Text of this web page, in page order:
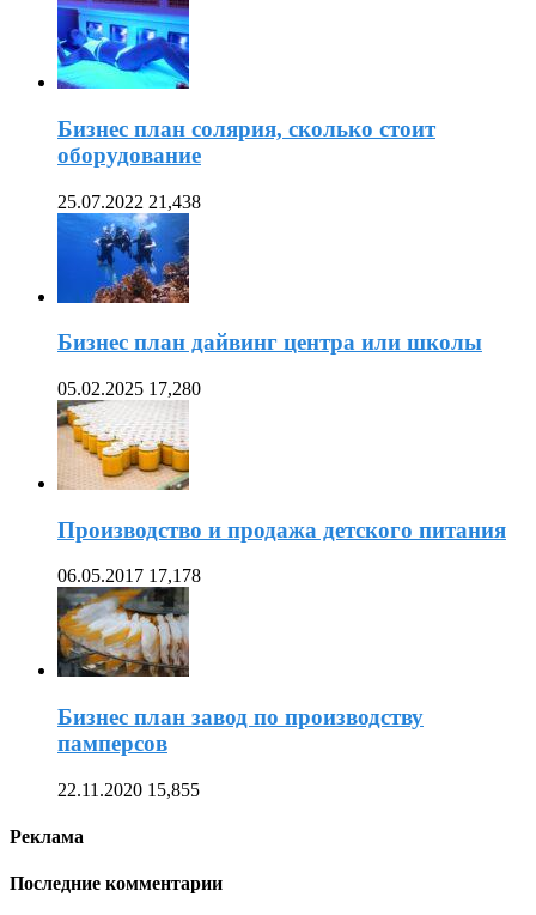
Бизнес план солярия, сколько стоит
оборудование
25.07.2022 21,438
Бизнес план дайвинг центра или школы
05.02.2025 17,280
Производство и продажа детского питания
06.05.2017 17,178
Бизнес план завод по производству
памперсов
22.11.2020 15,855
Реклама
Последние комментарии